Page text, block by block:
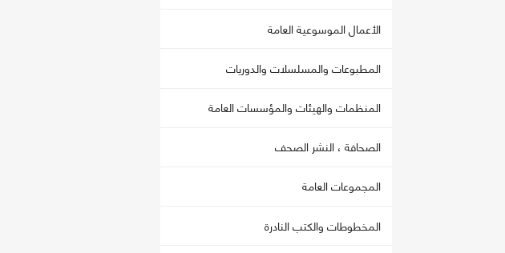
الأعمال الموسوعية العامة
المطبوعات والمسلسلات والدوريات
المنظمات والهيئات والمؤسسات العامة
الصحافة ، النشر الصحف
المجموعات العامة
المخطوطات والكتب النادرة